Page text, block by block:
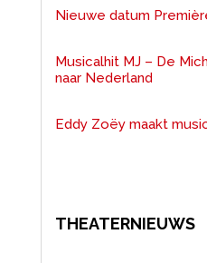
Nieuwe datum
Musicalhit MJ – De
naar Nederland
Eddy Zoëy maakt
THEATERNIEUWS